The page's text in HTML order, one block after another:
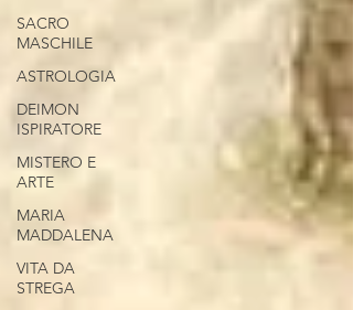
SACRO
MASCHILE
ASTROLOGIA
DEIMON
ISPIRATORE
MISTERO E
ARTE
MARIA
MADDALENA
VITA DA
STREGA